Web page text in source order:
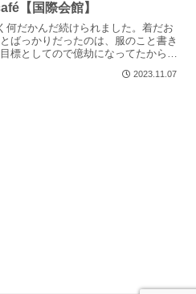
【国際会館】
何だかんだ続けられました。着だお
ばっかりだったのは、服のこと書き
標としてので億劫になってたからで
2023.11.07